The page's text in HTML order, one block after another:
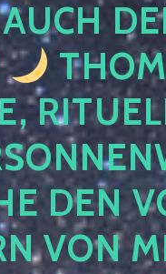
DEN
VON